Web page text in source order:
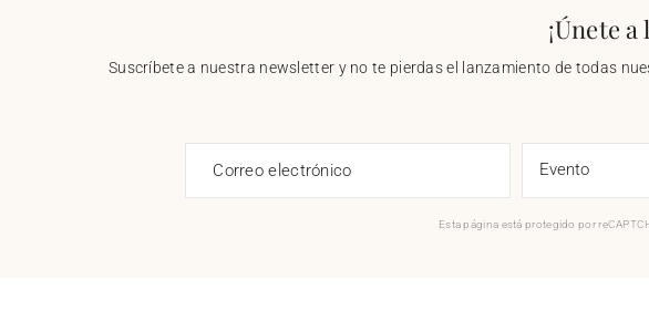
¡Únete
Suscríbete a nuestra newsletter y no te pierdas el lanzamiento de todas
Correo electrónico
Esta página está protegido por